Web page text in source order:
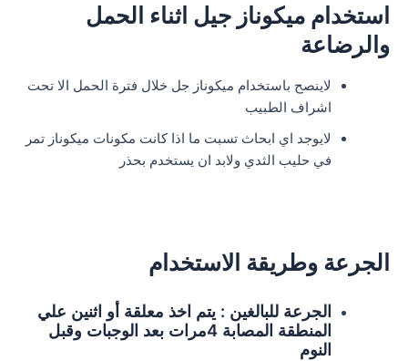
استخدام ميكوناز جيل اثناء الحمل
والرضاعة
لاينصح باستخدام ميكوناز جل خلال فترة الحمل الا تحت
اشراف الطبيب
لايوجد اي ابحاث تسبت ما اذا كانت مكونات ميكوناز تمر
في حليب الثدي ولابد ان يستخدم بحذر
الجرعة وطريقة الاستخدام
الجرعة للبالغين : يتم اخذ معلقة أو اثنين علي
المنطقة المصابة 4مرات بعد الوجبات وقبل
النوم